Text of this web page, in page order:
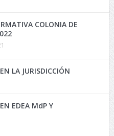
COLONIA DE
LA JURISDICCIÓN
EDEA MdP Y